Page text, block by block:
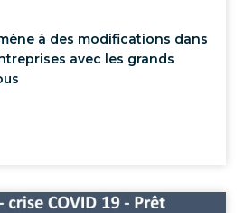
à des modifications dans
avec les grands